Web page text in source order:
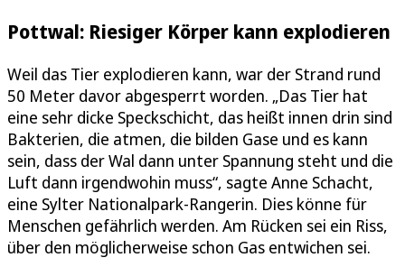
Pottwal: Riesiger Körper kann explodieren
Weil das Tier explodieren kann, war der Strand rund
50 Meter davor abgesperrt worden. „Das Tier hat
eine sehr dicke Speckschicht, das heißt innen drin sind
Bakterien, die atmen, die bilden Gase und es kann
sein, dass der Wal dann unter Spannung steht und die
Luft dann irgendwohin muss“, sagte Anne Schacht,
eine Sylter Nationalpark-Rangerin. Dies könne für
Menschen gefährlich werden. Am Rücken sei ein Riss,
über den möglicherweise schon Gas entwichen sei.